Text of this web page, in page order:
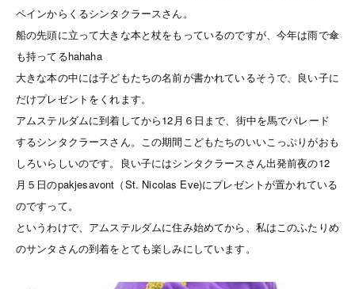
ペインからくるシンタクラースさん。
船の先頭に立って大きな本と杖をもっているのですが、今年は雨で傘
も持ってるhahaha
大きな本の中には子どもたちの名前が書かれているそうで、良い子に
だけプレゼントをくれます。
アムステルダムに到着してから12月６日まで、街中を馬でパレード
するシンタクラースさん。この期間こどもたちのいいこっぷりがおも
しろいらしいのです。良い子にはシンタクラースさん出発前夜の12
月５日のpakjesavont（St. Nicolas Eve)にプレゼントが置かれている
のですって。
というわけで、アムステルダムに住み始めてから、私はこのふたりめ
のサンタさんの到着をとても楽しみにしています。